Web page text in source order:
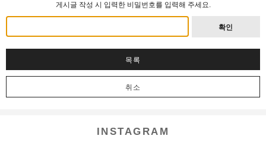
게시글 작성 시 입력한 비밀번호를 입력해 주세요.
확인
목록
취소
INSTAGRAM